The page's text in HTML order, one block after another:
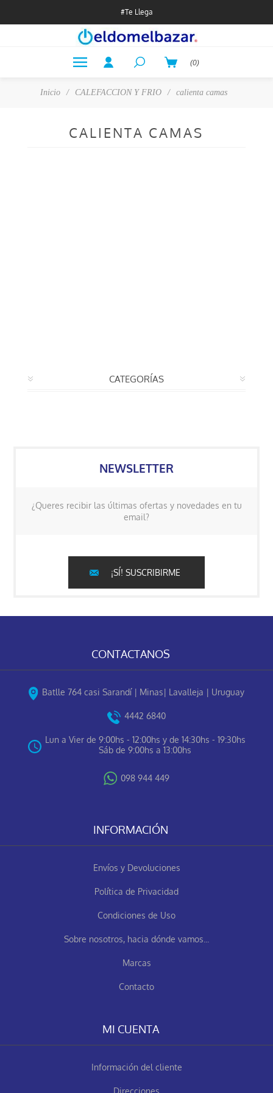
#Te Llega
(0)
Inicio / CALEFACCION Y FRIO / calienta camas
CALIENTA CAMAS
CATEGORÍAS
NEWSLETTER
¿Queres recibir las últimas ofertas y novedades en tu
email?
¡SÍ! SUSCRIBIRME
CONTACTANOS
Batlle 764 casi Sarandí | Minas| Lavalleja | Uruguay
4442 6840
Lun a Vier de 9:00hs - 12:00hs y de 14:30hs - 19:30hs
Sáb de 9:00hs a 13:00hs
098 944 449
INFORMACIÓN
Envíos y Devoluciones
Política de Privacidad
Condiciones de Uso
Sobre nosotros, hacia dónde vamos...
Marcas
Contacto
MI CUENTA
Información del cliente
Direcciones